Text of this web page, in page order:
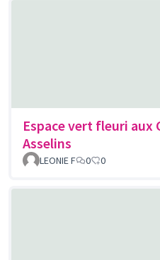
Espace vert fleuri aux
Asselins
LEONIE F 0 0